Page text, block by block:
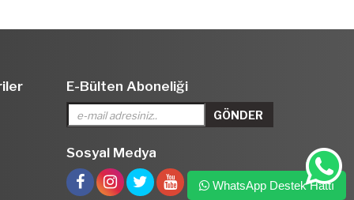
E-Bülten Aboneliği
Sosyal Medya
WhatsApp Destek Hattı